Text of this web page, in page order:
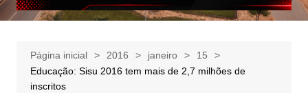
Página inicial 2016 janeiro
15
Educação: Sisu 2016 tem mais de 2,7 milhões de
inscritos